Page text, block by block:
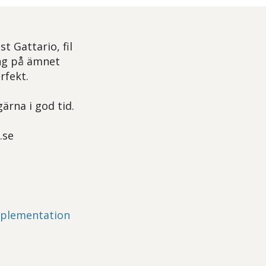
Gattario, fil
på ämnet
i god tid.